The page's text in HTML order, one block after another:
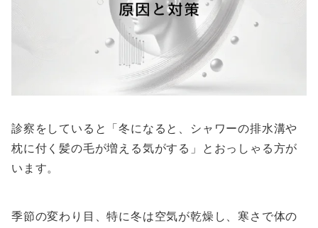
診察をしていると「冬になると、シャワーの排水溝や
枕に付く髪の毛が増える気がする」とおっしゃる方が
います。
季節の変わり目、特に冬は空気が乾燥し、寒さで体の